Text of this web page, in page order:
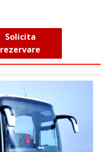
Solicita
rezervare